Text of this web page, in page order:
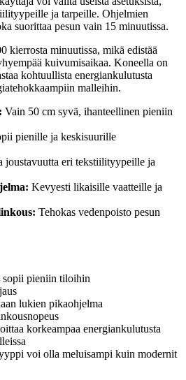
ja tarpeille. Ohjelmien
suorittaa pesun vain 15 minuutissa.
kierrosta minuutissa, mikä edistää
kuivumisaikaa. Koneella on
kohtuullista energiankulutusta
malleihin.
Vain 50 cm syvä, ihanteellinen pieniin
pienille ja keskisuurille
joustavuutta eri tekstiilityypeille ja
Kevyesti likaisille vaatteille ja
Tehokas vedenpoisto pesun
pieniin tiloihin
lukien pikaohjelma
korkeampaa energiankulutusta
voi olla meluisampi kuin modernit